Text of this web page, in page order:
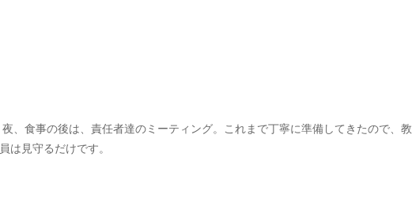
夜、食事の後は、責任者達のミーティング。これまで丁寧に準備してきたので、教
員は見守るだけです。